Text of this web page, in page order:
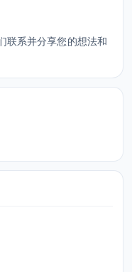
系并分享您的想法和